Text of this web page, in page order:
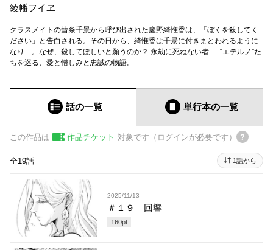
綾幡フイヱ
クラスメイトの彗条千景から呼び出された慶野綺惟香は、「ぼくを殺してく
ださい」と告白される。その日から、綺惟香は千景に付きまとわれるように
なり…。なぜ、殺してほしいと願うのか？ 永劫に死ねない者──“エテルノ”た
ちを巡る、愛と憎しみと忠誠の物語。
話の一覧 単行本の一覧
この作品は 作品チケット 対象です（ログインが必要です）
全19話 1話から
2025/11/13
＃１９ 回響
160pt